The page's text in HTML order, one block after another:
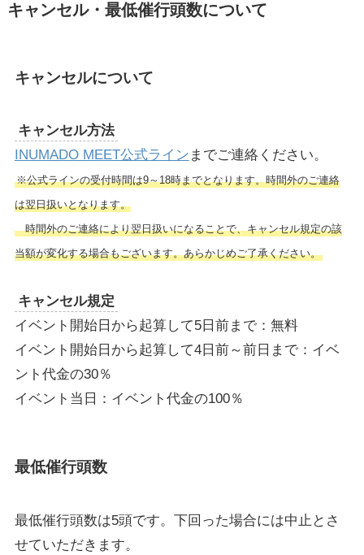
キャンセル・最低催行頭数について
キャンセルについて
キャンセル方法
INUMADO MEET公式ライン までご連絡ください。
※公式ラインの受付時間は9～18時までとなります。時間外のご連絡
は翌日扱いとなります。
時間外のご連絡により翌日扱いになることで、キャンセル規定の該
当額が変化する場合もございます。あらかじめご了承ください。
キャンセル規定
イベント開始日から起算して5日前まで：無料
イベント開始日から起算して4日前～前日まで：イベ
ント代金の30％
イベント当日：イベント代金の100％
最低催行頭数
最低催行頭数は5頭です。下回った場合には中止とさ
せていただきます。